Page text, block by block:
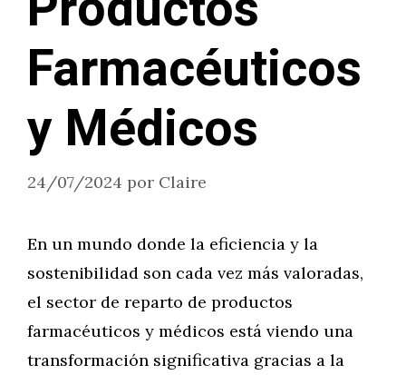
Farmacéuticos
y Médicos
24/07/2024 por Claire
En un mundo donde la eficiencia y la
sostenibilidad son cada vez más valoradas,
el sector de reparto de productos
farmacéuticos y médicos está viendo una
transformación significativa gracias a la